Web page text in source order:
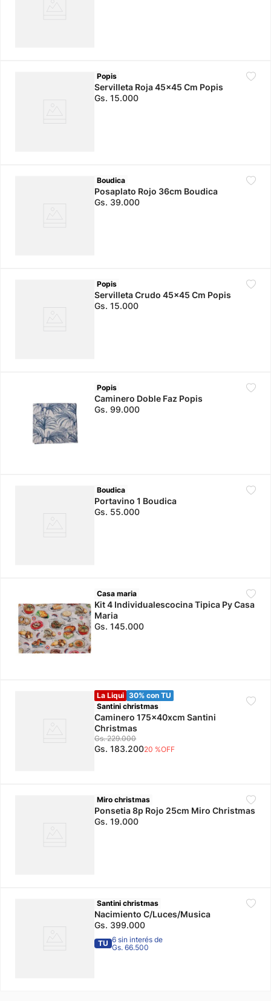
Popis
Servilleta Roja 45x45 Cm Popis
Gs. 15.000
Boudica
Posaplato Rojo 36cm Boudica
Gs. 39.000
Popis
Servilleta Crudo 45x45 Cm Popis
Gs. 15.000
Popis
Caminero Doble Faz Popis
Gs. 99.000
Boudica
Portavino 1 Boudica
Gs. 55.000
Casa maria
Kit 4 Individualescocina Tipica Py Casa
Maria
Gs. 145.000
La Liqui 30% con TU
Santini christmas
Caminero 175x40xcm Santini
Christmas
Gs. 229.000
Gs. 183.20020 %OFF
Miro christmas
Ponsetia 8p Rojo 25cm Miro Christmas
Gs. 19.000
Santini christmas
Nacimiento C/Luces/Musica
Gs. 399.000
TU 6 sin interés de
Gs. 66.500